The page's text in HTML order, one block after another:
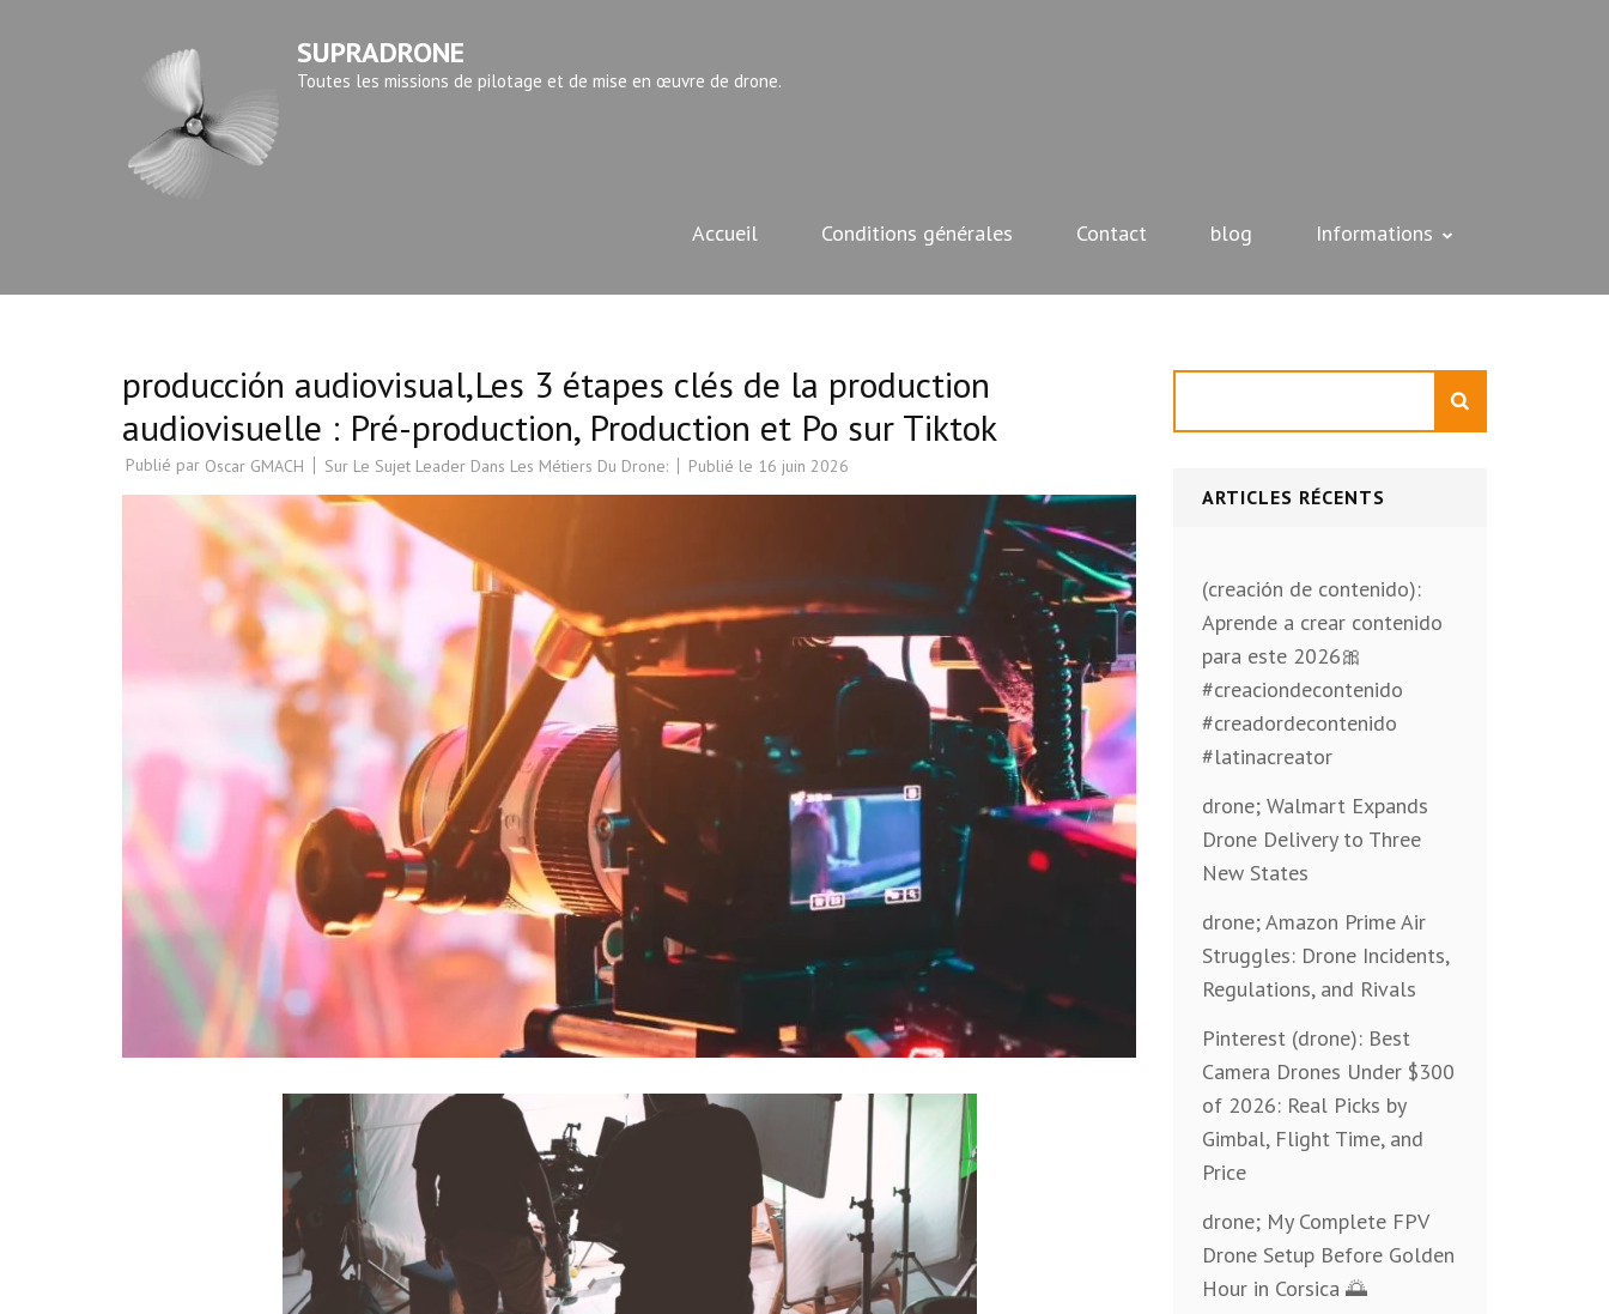
SUPRADRONE
Toutes les missions de pilotage et de mise en œuvre de drone.
Accueil Conditions générales Contact blog Informations
producción audiovisual,Les 3 étapes clés de la production
audiovisuelle : Pré-production, Production et Po sur Tiktok
Publié par Oscar GMACH Sur Le Sujet Leader Dans Les Métiers Du Drone: Publié le 16 juin 2026
ARTICLES RÉCENTS
(creación de contenido):
Aprende a crear contenido
para este 2026🎀
#creaciondecontenido
#creadordecontenido
#latinacreator
drone; Walmart Expands
Drone Delivery to Three
New States
drone; Amazon Prime Air
Struggles: Drone Incidents,
Regulations, and Rivals
Pinterest (drone): Best
Camera Drones Under $300
of 2026: Real Picks by
Gimbal, Flight Time, and
Price
drone; My Complete FPV
Drone Setup Before Golden
Hour in Corsica 🌅